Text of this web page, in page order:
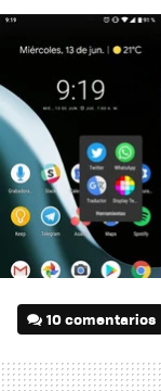
10 comentarios